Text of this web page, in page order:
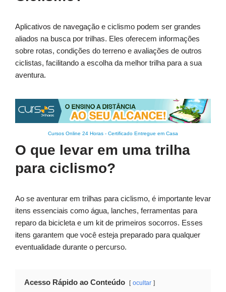
Aplicativos de navegação e ciclismo podem ser grandes
aliados na busca por trilhas. Eles oferecem informações
sobre rotas, condições do terreno e avaliações de outros
ciclistas, facilitando a escolha da melhor trilha para a sua
aventura.
Cursos Online 24 Horas - Certificado Entregue em Casa
O que levar em uma trilha
para ciclismo?
Ao se aventurar em trilhas para ciclismo, é importante levar
itens essenciais como água, lanches, ferramentas para
reparo da bicicleta e um kit de primeiros socorros. Esses
itens garantem que você esteja preparado para qualquer
eventualidade durante o percurso.
Acesso Rápido ao Conteúdo ocultar